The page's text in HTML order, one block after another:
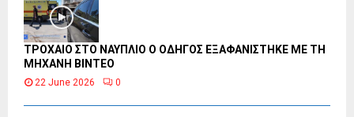
ΤΡΟΧΑΙΟ ΣΤΟ ΝΑΥΠΛΙΟ Ο ΟΔΗΓΟΣ ΕΞΑΦΑΝΙΣΤΗΚΕ ΜΕ ΤΗ
ΜΗΧΑΝΗ ΒΙΝΤΕΟ
22 June 2026 0